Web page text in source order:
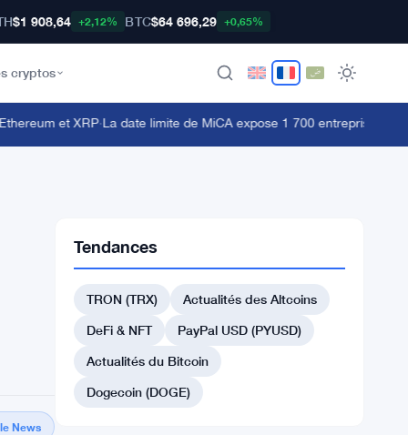
$1 908,64 +2,12% BTC$64 696,29 +0,65%
cryptos
et XRP·La date limite de MiCA expose 1 700 entreprises
News
Tendances
TRON (TRX)
Actualités des Altcoins
DeFi & NFT
PayPal USD (PYUSD)
Actualités du Bitcoin
Dogecoin (DOGE)